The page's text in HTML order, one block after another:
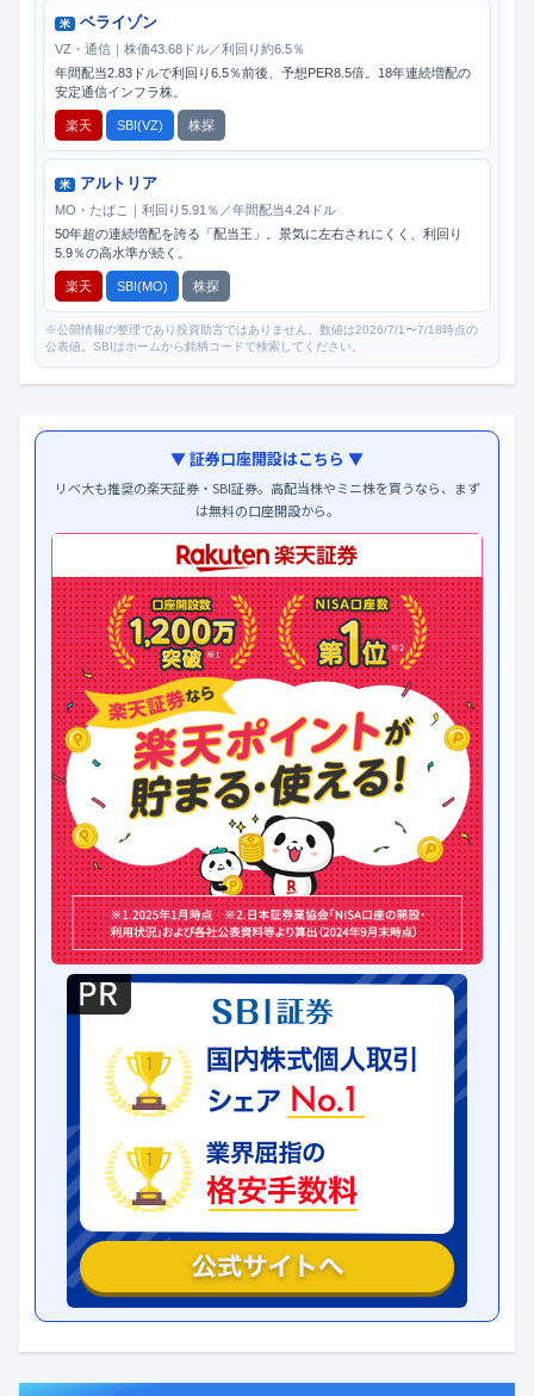
米 ベライゾン
VZ・通信｜株価43.68ドル／利回り約6.5％
年間配当2.83ドルで利回り6.5％前後、予想PER8.5倍。18年連続増配の
安定通信インフラ株。
楽天 SBI(VZ) 株探
米 アルトリア
MO・たばこ｜利回り5.91％／年間配当4.24ドル
50年超の連続増配を誇る「配当王」。景気に左右されにくく、利回り
5.9％の高水準が続く。
楽天 SBI(MO) 株探
※公開情報の整理であり投資助言ではありません。数値は2026/7/1〜7/18時点の
公表値。SBIはホームから銘柄コードで検索してください。
▼ 証券口座開設はこちら ▼
リベ大も推奨の楽天証券・SBI証券。高配当株やミニ株を買うなら、まず
は無料の口座開設から。